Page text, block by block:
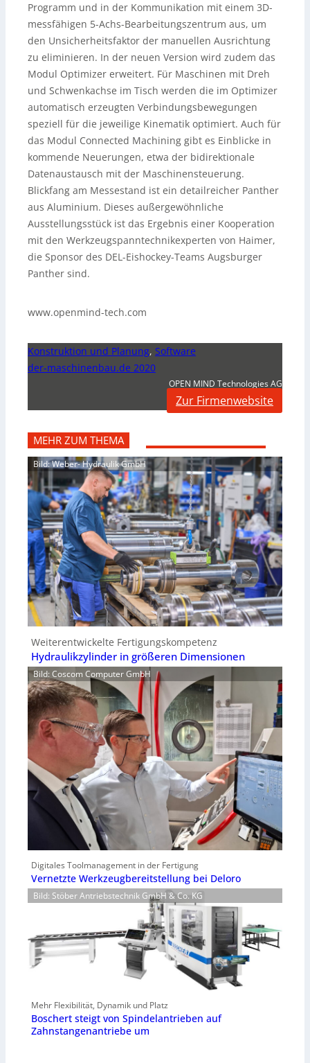
Programm und in der Kommunikation mit einem 3D-
messfähigen 5-Achs-Bearbeitungszentrum aus, um
den Unsicherheitsfaktor der manuellen Ausrichtung
zu eliminieren. In der neuen Version wird zudem das
Modul Optimizer erweitert. Für Maschinen mit Dreh
und Schwenkachse im Tisch werden die im Optimizer
automatisch erzeugten Verbindungsbewegungen
speziell für die jeweilige Kinematik optimiert. Auch für
das Modul Connected Machining gibt es Einblicke in
kommende Neuerungen, etwa der bidirektionale
Datenaustausch mit der Maschinensteuerung.
Blickfang am Messestand ist ein detailreicher Panther
aus Aluminium. Dieses außergewöhnliche
Ausstellungsstück ist das Ergebnis einer Kooperation
mit den Werkzeugspanntechnikexperten von Haimer,
die Sponsor des DEL-Eishockey-Teams Augsburger
Panther sind.
www.openmind-tech.com
Konstruktion und Planung, Software
der-maschinenbau.de 2020
OPEN MIND Technologies AG
Zur Firmenwebsite
MEHR ZUM THEMA
Bild: Weber- Hydraulik GmbH
Weiterentwickelte Fertigungskompetenz
Hydraulikzylinder in größeren Dimensionen
Bild: Coscom Computer GmbH
Digitales Toolmanagement in der Fertigung
Vernetzte Werkzeugbereitstellung bei Deloro
Bild: Stöber Antriebstechnik GmbH & Co. KG
Mehr Flexibilität, Dynamik und Platz
Boschert steigt von Spindelantrieben auf
Zahnstangenantriebe um